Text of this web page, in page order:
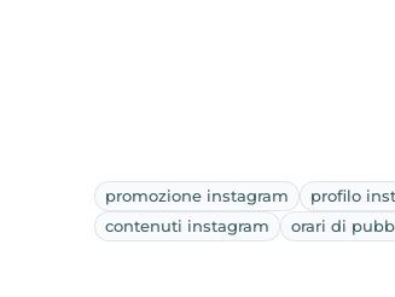
promozione instagram
profilo
contenuti instagram
orari di